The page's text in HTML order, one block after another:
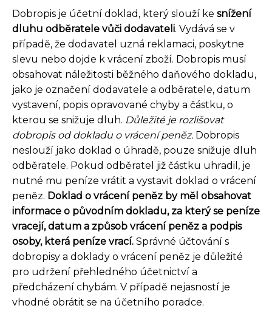
Dobropis je účetní doklad, který slouží ke snížení
dluhu odběratele vůči dodavateli. Vydává se v
případě, že dodavatel uzná reklamaci, poskytne
slevu nebo dojde k vrácení zboží. Dobropis musí
obsahovat náležitosti běžného daňového dokladu,
jako je označení dodavatele a odběratele, datum
vystavení, popis opravované chyby a částku, o
kterou se snižuje dluh. Důležité je rozlišovat
dobropis od dokladu o vrácení peněz. Dobropis
neslouží jako doklad o úhradě, pouze snižuje dluh
odběratele. Pokud odběratel již částku uhradil, je
nutné mu peníze vrátit a vystavit doklad o vrácení
peněz. Doklad o vrácení peněz by měl obsahovat
informace o původním dokladu, za který se peníze
vracejí, datum a způsob vrácení peněz a podpis
osoby, která peníze vrací. Správné účtování s
dobropisy a doklady o vrácení peněz je důležité
pro udržení přehledného účetnictví a
předcházení chybám. V případě nejasností je
vhodné obrátit se na účetního poradce.